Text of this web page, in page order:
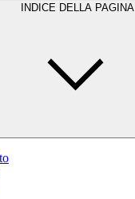
INDICE DELLA PAGINA